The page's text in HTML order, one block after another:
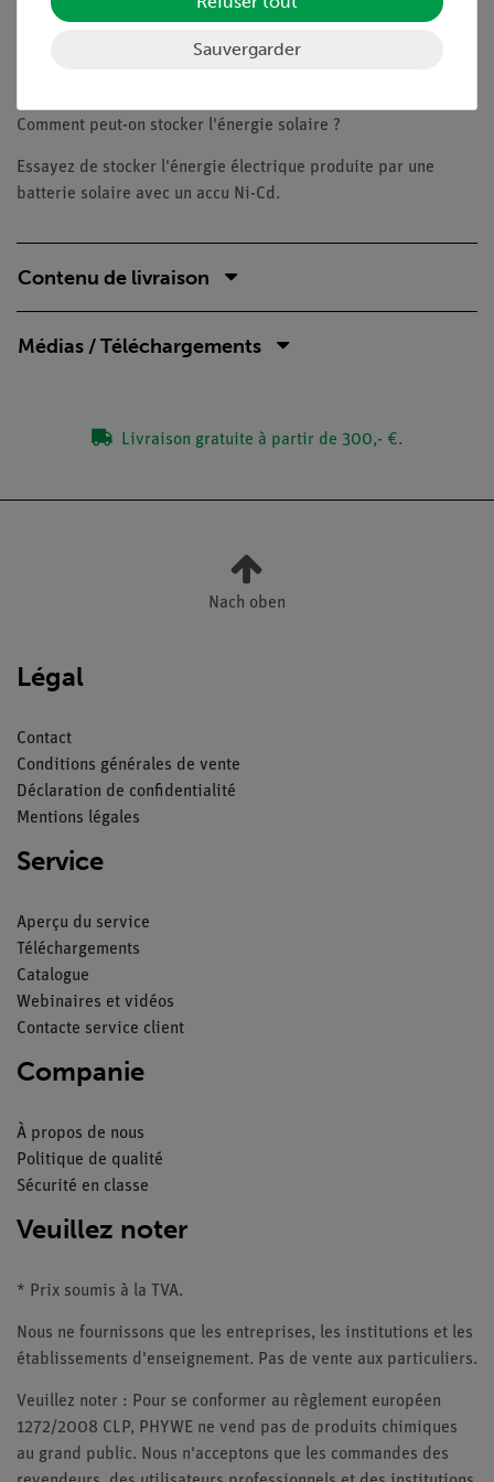
circuit électrique se trouve en haut, les composants
réels sont visibles en bas
Comment peut-on stocker l'énergie solaire ?
Essayez de stocker l'énergie électrique produite par une
batterie solaire avec un accu Ni-Cd.
Contenu de livraison
Médias / Téléchargements
Livraison gratuite à partir de 300,- €.
Nach oben
Légal
Contact
Conditions générales de vente
Déclaration de confidentialité
Mentions légales
Service
Aperçu du service
Téléchargements
Catalogue
Webinaires et vidéos
Contacte service client
Companie
À propos de nous
Politique de qualité
Sécurité en classe
Veuillez noter
* Prix soumis à la TVA.
Nous ne fournissons que les entreprises, les institutions et les
établissements d'enseignement. Pas de vente aux particuliers.
Veuillez noter : Pour se conformer au règlement européen
1272/2008 CLP, PHYWE ne vend pas de produits chimiques
au grand public. Nous n'acceptons que les commandes des
Sauvergarder